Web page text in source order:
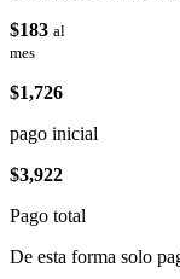
$183 al
mes
$1,726
pago inicial
$3,922
Pago total
De esta forma solo